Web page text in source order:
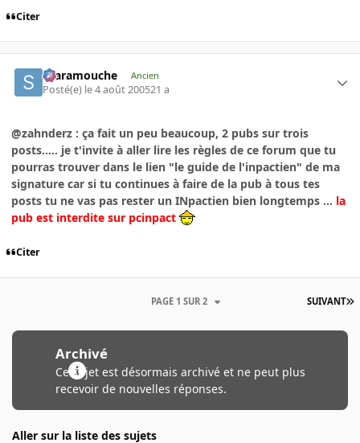
Citer
Scaramouche Ancien
Posté(e) le 4 août 200521 a
@zahnderz : ça fait un peu beaucoup, 2 pubs sur trois
posts..... je t'invite à aller lire les règles de ce forum que tu
pourras trouver dans le lien "le guide de l'inpactien" de ma
signature car si tu continues à faire de la pub à tous tes
posts tu ne vas pas rester un INpactien bien longtemps ... la
pub est interdite sur pcinpact
Citer
SUIVANT
PAGE 1 SUR 2
Archivé
Ce sujet est désormais archivé et ne peut plus
recevoir de nouvelles réponses.
Aller sur la liste des sujets